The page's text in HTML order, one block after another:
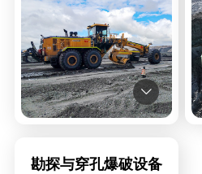

勘探与穿孔爆破设备